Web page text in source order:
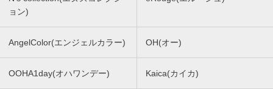
ョン)
AngelColor(エンジェルカラー) OH(オー)
OOHA1day(オハワンデー) Kaica(カイカ)